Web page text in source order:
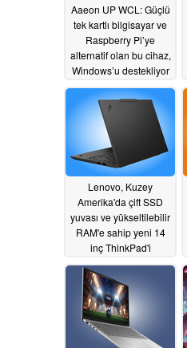
Aaeon UP WCL: Güçlü
tek kartlı bilgisayar ve
Raspberry Pi’ye
alternatif olan bu cihaz,
Windows’u destekliyor
06/17/2026
Lenovo, Kuzey
Amerika'da çift SSD
yuvası ve yükseltilebilir
RAM'e sahip yeni 14
inç ThinkPad'i
piyasaya sürdü
05/23/2026